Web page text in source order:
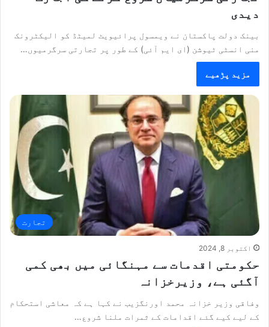
دیدی
بینک دولت پاکستان نے ویمسول پرائیویٹ لمیٹڈ کو الیکٹرونک
منی انسٹی ٹیوشن (ای ایم آئی) کے طور پر تجارتی سرگرمیوں…
مزید پڑھیے
تجارت
اکتوبر 8, 2024
حکومتی اقدمات سے مہنگائی میں بھی کمی
آگئی ہے، وزیرخزانہ
وفاقی وزیر خزانہ محمد اورنگزیب نے کہا ہے کہ معاشی استحکام
کے لیے کیے گئے اقدامات کے ثمرات ملنا شروع…